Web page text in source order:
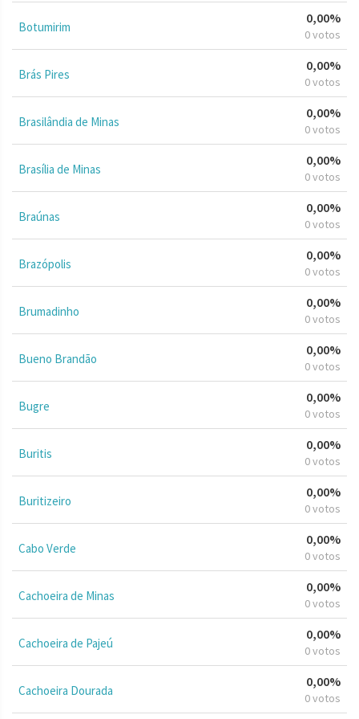
Botumirim
0,00%
0 votos
Brás Pires
0,00%
0 votos
Brasilândia de Minas
0,00%
0 votos
Brasília de Minas
0,00%
0 votos
Braúnas
0,00%
0 votos
Brazópolis
0,00%
0 votos
Brumadinho
0,00%
0 votos
Bueno Brandão
0,00%
0 votos
Bugre
0,00%
0 votos
Buritis
0,00%
0 votos
Buritizeiro
0,00%
0 votos
Cabo Verde
0,00%
0 votos
Cachoeira de Minas
0,00%
0 votos
Cachoeira de Pajeú
0,00%
0 votos
Cachoeira Dourada
0,00%
0 votos